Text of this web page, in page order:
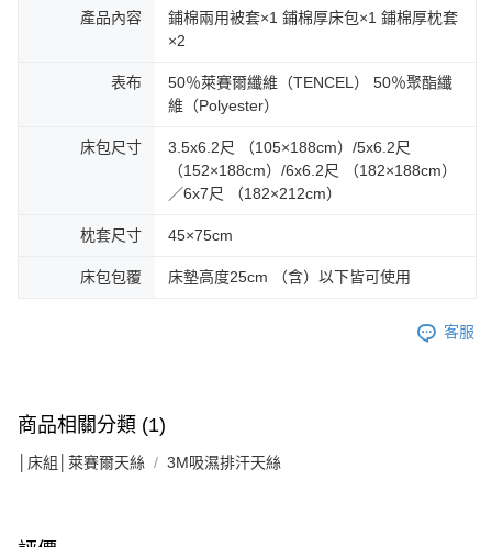
產品內容
鋪棉兩用被套×1 鋪棉厚床包×1 鋪棉厚枕套
×2
表布
50％萊賽爾纖維（TENCEL） 50％聚酯纖
維（Polyester）
床包尺寸
3.5x6.2尺 （105×188cm）/5x6.2尺
（152×188cm）/6x6.2尺 （182×188cm）
／6x7尺 （182×212cm）
枕套尺寸 45×75cm
床包包覆 床墊高度25cm （含）以下皆可使用
客服
商品相關分類 (1)
│床組│萊賽爾天絲 3M吸濕排汗天絲